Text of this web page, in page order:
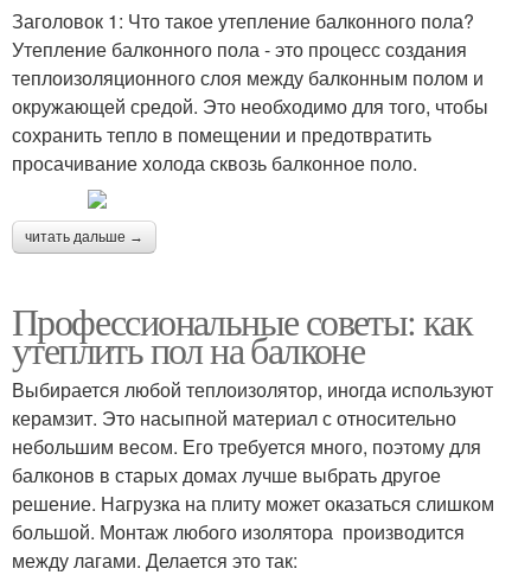
Заголовок 1: Что такое утепление балконного пола?
Утепление балконного пола - это процесс создания
теплоизоляционного слоя между балконным полом и
окружающей средой. Это необходимо для того, чтобы
сохранить тепло в помещении и предотвратить
просачивание холода сквозь балконное поло.
читать дальше →
Профессиональные советы: как
утеплить пол на балконе
Выбирается любой теплоизолятор, иногда используют
керамзит. Это насыпной материал с относительно
небольшим весом. Его требуется много, поэтому для
балконов в старых домах лучше выбрать другое
решение. Нагрузка на плиту может оказаться слишком
большой. Монтаж любого изолятора производится
между лагами. Делается это так: